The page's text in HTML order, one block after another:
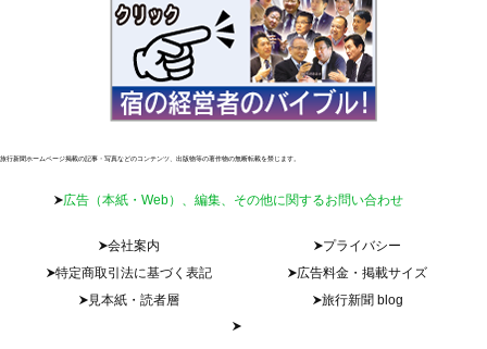
旅行新聞ホームページ掲載の記事・写真などのコンテンツ、出版物等の著作物の無断転載を禁じます。
広告（本紙・Web）、編集、その他に関するお問い合わせ
会社案内
プライバシー
特定商取引法に基づく表記
広告料金・掲載サイズ
見本紙・読者層
旅行新聞 blog